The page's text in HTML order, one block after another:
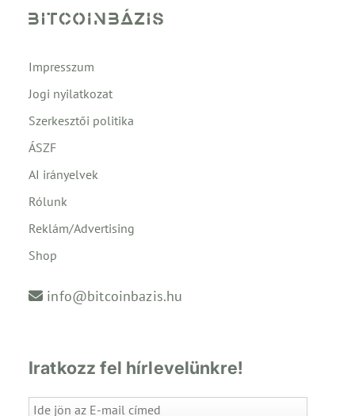
Impresszum
Jogi nyilatkozat
Szerkesztői politika
ÁSZF
AI irányelvek
Rólunk
Reklám/Advertising
Shop
info@bitcoinbazis.hu
Iratkozz fel hírlevelünkre!